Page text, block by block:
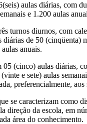
aulas diárias, com
e 1.200 aulas
turnos diurnos, com
diárias de 50 (cinqüenta)
anuais.
(cinco) aulas diárias,
e sete) aulas
preferencialmente,
se caracterizam como
direção da escola, em
área do conhecimento.